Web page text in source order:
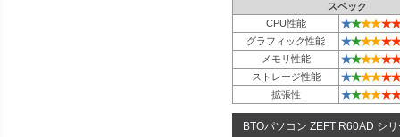
スペック
CPU性能
★★★★★★
グラフィック性能 ★★★★★★
メモリ性能 ★★★★★★
ストレージ性能 ★★★★★★
拡張性 ★★★★★★
BTOパソコン ZEFT R60AD シ